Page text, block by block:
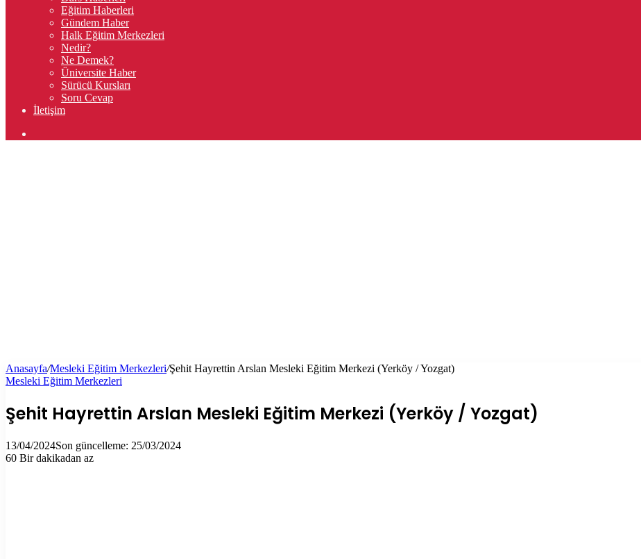
Eğitim Haberleri
Gündem Haber
Halk Eğitim Merkezleri
Nedir?
Ne Demek?
Üniversite Haber
Sürücü Kursları
Soru Cevap
İletişim
Anasayfa/Mesleki Eğitim Merkezleri/Şehit Hayrettin Arslan Mesleki Eğitim Merkezi (Yerköy / Yozgat)
Mesleki Eğitim Merkezleri
Şehit Hayrettin Arslan Mesleki Eğitim Merkezi (Yerköy / Yozgat)
13/04/2024Son güncelleme: 25/03/2024
60 Bir dakikadan az